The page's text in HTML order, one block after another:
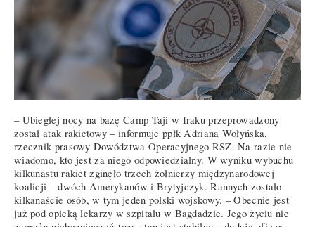
– Ubiegłej nocy na bazę Camp Taji w Iraku przeprowadzony
został atak rakietowy – informuje ppłk Adriana Wołyńska,
rzecznik prasowy Dowództwa Operacyjnego RSZ. Na razie nie
wiadomo, kto jest za niego odpowiedzialny. W wyniku wybuchu
kilkunastu rakiet zginęło trzech żołnierzy międzynarodowej
koalicji – dwóch Amerykanów i Brytyjczyk. Rannych zostało
kilkanaście osób, w tym jeden polski wojskowy. – Obecnie jest
już pod opieką lekarzy w szpitalu w Bagdadzie. Jego życiu nie